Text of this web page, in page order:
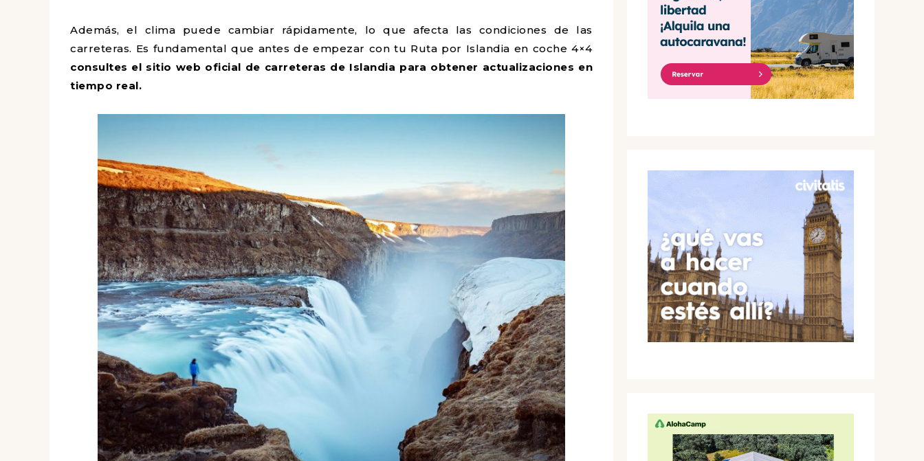
Además, el clima puede cambiar rápidamente, lo que afecta las condiciones de las
carreteras. Es fundamental que antes de empezar con tu Ruta por Islandia en coche 4×4
consultes el sitio web oficial de carreteras de Islandia para obtener actualizaciones en
tiempo real.